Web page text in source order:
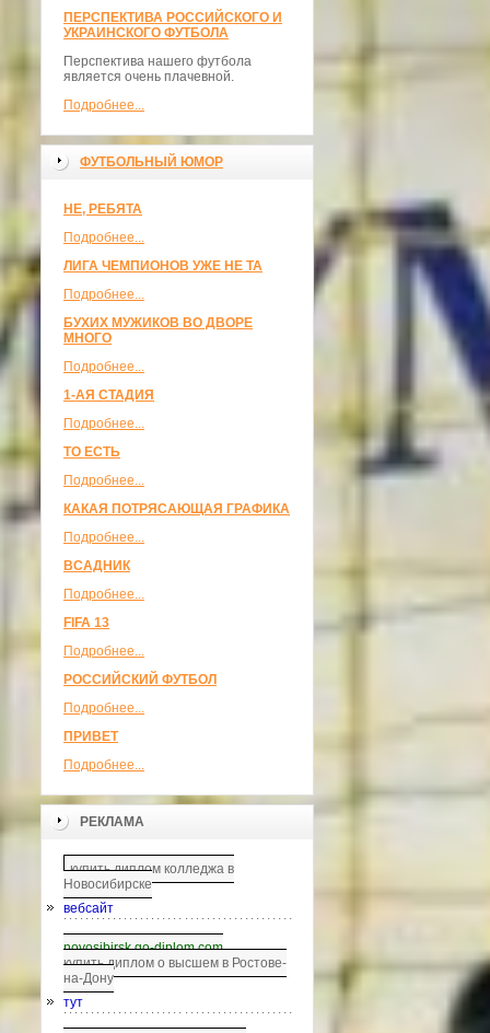
ПЕРСПЕКТИВА РОССИЙСКОГО И
УКРАИНСКОГО ФУТБОЛА
Перспектива нашего футбола
является очень плачевной.
Подробнее...
ФУТБОЛЬНЫЙ ЮМОР
НЕ, РЕБЯТА
Подробнее...
ЛИГА ЧЕМПИОНОВ УЖЕ НЕ ТА
Подробнее...
БУХИХ МУЖИКОВ ВО ДВОРЕ
МНОГО
Подробнее...
1-АЯ СТАДИЯ
Подробнее...
ТО ЕСТЬ
Подробнее...
КАКАЯ ПОТРЯСАЮЩАЯ ГРАФИКА
Подробнее...
ВСАДНИК
Подробнее...
FIFA 13
Подробнее...
РОССИЙСКИЙ ФУТБОЛ
Подробнее...
ПРИВЕТ
Подробнее...
РЕКЛАМА
купить диплом колледжа в
Новосибирске
вебсайт
novosibirsk.go-diplom.com
купить диплом о высшем в Ростове-
на-Дону
тут